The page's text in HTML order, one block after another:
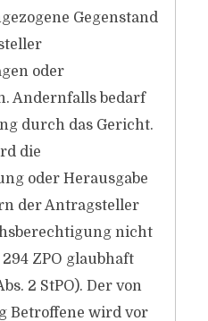
Gegenstand
oder
Andernfalls bedarf
durch das Gericht.
die
oder Herausgabe
der Antragsteller
nicht
ZPO glaubhaft
2 StPO). Der von
Betroffene wird vor